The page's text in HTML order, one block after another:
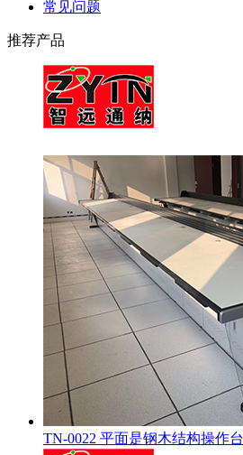
常见问题
推荐产品
TN-0022 平面是钢木结构操作台